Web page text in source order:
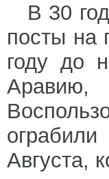
В 30
посты на
году до
Августа,